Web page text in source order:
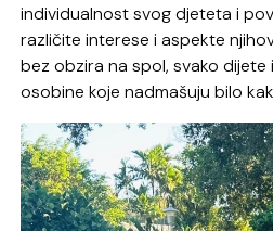
individualnost svog djeteta i
različite interese i aspekte
bez obzira na spol, svako dijete
osobine koje nadmašuju bilo